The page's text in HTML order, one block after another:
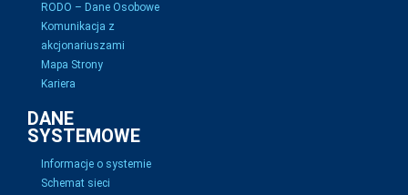
RODO – Dane Osobowe
Komunikacja z
akcjonariuszami
Mapa Strony
Kariera
DANE
SYSTEMOWE
Informacje o systemie
Schemat sieci